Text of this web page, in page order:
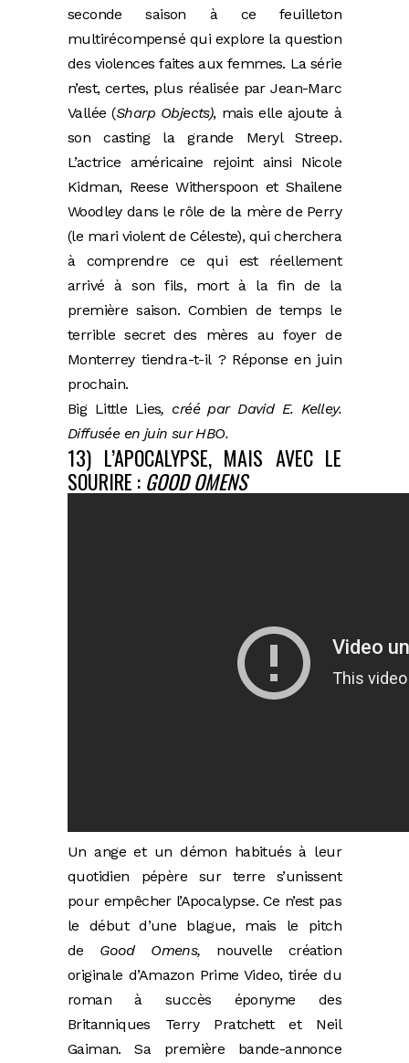
seconde saison à ce feuilleton
multirécompensé qui explore la question
des violences faites aux femmes. La série
n’est, certes, plus réalisée par Jean-Marc
Vallée (Sharp Objects), mais elle ajoute à
son casting la grande Meryl Streep.
L’actrice américaine rejoint ainsi Nicole
Kidman, Reese Witherspoon et Shailene
Woodley dans le rôle de la mère de Perry
(le mari violent de Céleste), qui cherchera
à comprendre ce qui est réellement
arrivé à son fils, mort à la fin de la
première saison. Combien de temps le
terrible secret des mères au foyer de
Monterrey tiendra-t-il ? Réponse en juin
prochain.
Big Little Lies, créé par David E. Kelley.
Diffusée en juin sur HBO.
13) L’APOCALYPSE, MAIS AVEC LE
SOURIRE : GOOD OMENS
Un ange et un démon habitués à leur
quotidien pépère sur terre s’unissent
pour empêcher l’Apocalypse. Ce n’est pas
le début d’une blague, mais le pitch
de Good Omens, nouvelle création
originale d’Amazon Prime Video, tirée du
roman à succès éponyme des
Britanniques Terry Pratchett et Neil
Gaiman. Sa première bande-annonce